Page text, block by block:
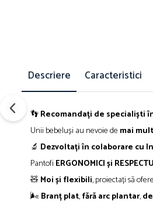
Descriere Caracteristici
👣Recomandați de specialiști
Unii bebeluși au nevoie de mai
🔬 Dezvoltați în colaborare cu
Pantofi ERGONOMICI și
🧸Moi și flexibili, proiectați să
🌬️Branț plat,fără arc plantar,